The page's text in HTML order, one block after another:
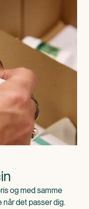
og med samme
når det passer dig.